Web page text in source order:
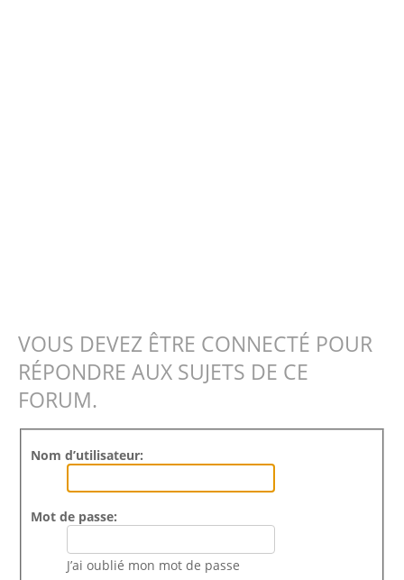
VOUS DEVEZ ÊTRE CONNECTÉ POUR
RÉPONDRE AUX SUJETS DE CE
FORUM.
Nom d’utilisateur:
Mot de passe:
J’ai oublié mon mot de passe